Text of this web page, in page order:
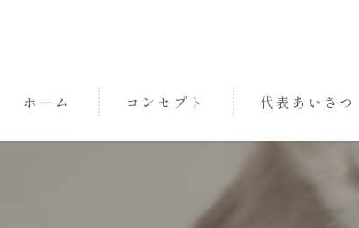
ホーム コンセプト 代表あいさつ